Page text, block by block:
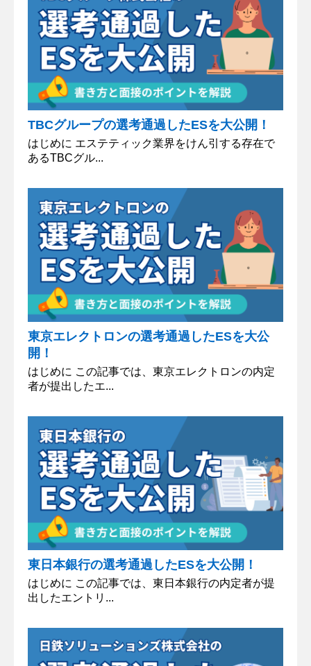
TBCグループの選考通過したESを大公開！
はじめに エステティック業界をけん引する存在で
あるTBCグル...
東京エレクトロンの選考通過したESを大公
開！
はじめに この記事では、東京エレクトロンの内定
者が提出したエ...
東日本銀行の選考通過したESを大公開！
はじめに この記事では、東日本銀行の内定者が提
出したエントリ...